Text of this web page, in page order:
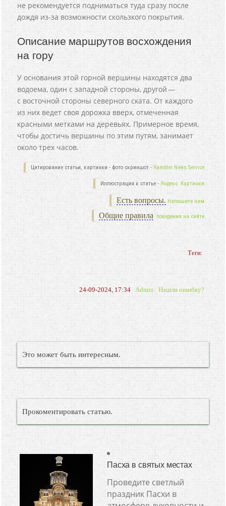
не рекомендуется подниматься туда сразу после
дождя из-за возможности скользкого покрытия.
Описание маршрутов восхождения
на гору
У основания этой горной вершины находятся два
водоема, один с западной стороны, другой —
с восточной стороны северного ската. От каждого
из них ведет своя дорожка вверх, отмеченная
красными метками на деревьях. Примерное время,
чтобы достичь вершины по этим путям, занимает
около трех часов.
Цитирование статьи, картинки - фото скриншот -Rambler News Service.
Иллюстрация к статье - Яндекс. Картинки.
Есть вопросы. Напишите нам.
Общие правила поведения на сайте.
Теги:
24-09-2024, 17:34 Admin Нашли ошибку?
Это может быть интересным.
Прокоментировать статью.
Пасха в святых местах
Проведите светлый
праздник Пасхи в